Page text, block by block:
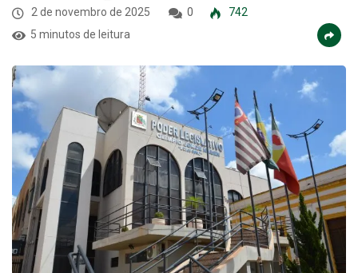
5 minutos de leitura